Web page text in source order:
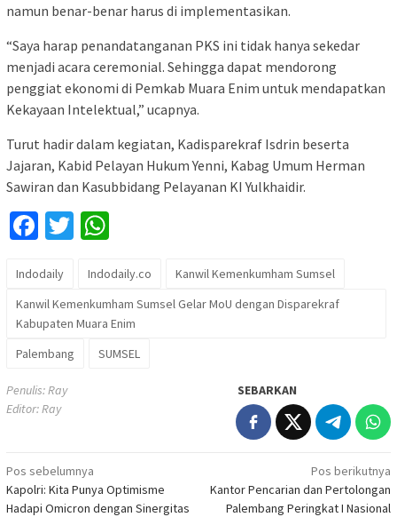
namun benar-benar harus di implementasikan.
“Saya harap penandatanganan PKS ini tidak hanya sekedar
menjadi acara ceremonial. Sehingga dapat mendorong
penggiat ekonomi di Pemkab Muara Enim untuk mendapatkan
Kekayaan Intelektual,” ucapnya.
Turut hadir dalam kegiatan, Kadisparekraf Isdrin beserta
Jajaran, Kabid Pelayan Hukum Yenni, Kabag Umum Herman
Sawiran dan Kasubbidang Pelayanan KI Yulkhaidir.
Facebook
Twitter
Indodaily Indodaily.co
Kanwil Kemenkumham Sumsel
Kanwil Kemenkumham Sumsel Gelar MoU dengan Disparekraf
Kabupaten Muara Enim
Palembang
SUMSEL
Penulis: Ray
Editor: Ray
SEBARKAN
Navigasi
pos
Pos sebelumnya
Kapolri: Kita Punya Optimisme
Hadapi Omicron dengan Sinergitas
Pos berikutnya
Kantor Pencarian dan Pertolongan
Palembang Peringkat I Nasional